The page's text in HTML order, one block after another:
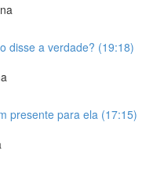
disse a verdade? (19:18)
presente para ela (17:15)